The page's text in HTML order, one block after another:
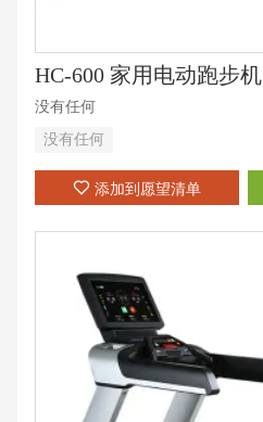
HC-600 家用电动跑步机
没有任何
没有任何
添加到愿望清单